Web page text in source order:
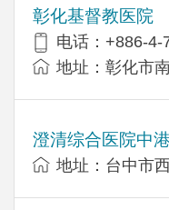
彰化基督教医院
电话：+886-4-
地址：彰化市
澄清综合医院中
地址：台中市